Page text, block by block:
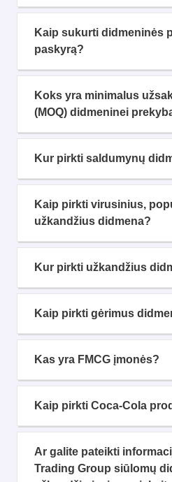
Kaip sukurti didmeninės
paskyrą?
Koks yra minimalus
(MOQ) didmeninei
Kur pirkti saldumynų
Kaip pirkti virusinius,
užkandžius didmena?
Kur pirkti užkandžius
Kaip pirkti gėrimus
Kas yra FMCG įmonės?
Kaip pirkti Coca-Cola
Ar galite pateikti
Trading Group siūlomų